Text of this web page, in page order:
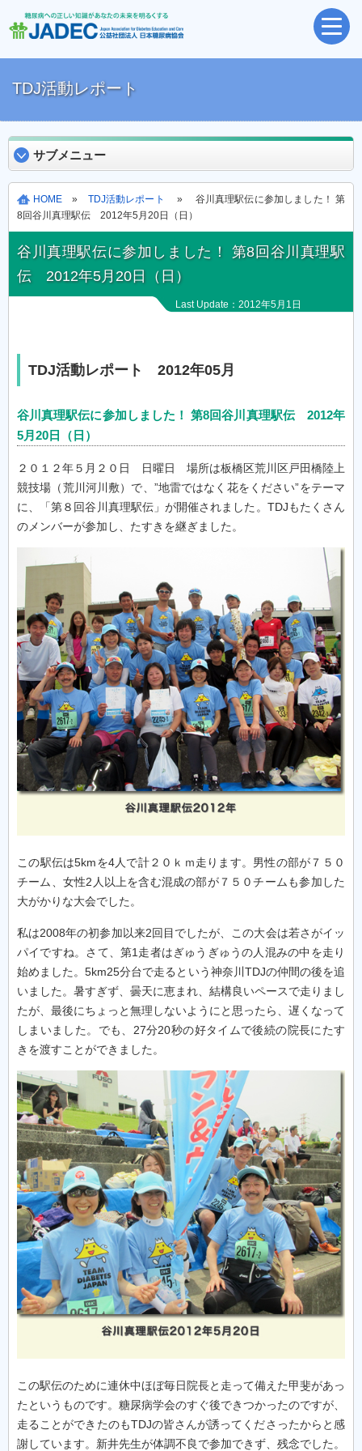
TDJ活動レポート
サブメニュー
HOME » TDJ活動レポート
» 谷川真理駅伝に参加しました！ 第
8回谷川真理駅伝 2012年5月20日（日）
谷川真理駅伝に参加しました！ 第8回谷川真理駅
伝 2012年5月20日（日）
Last Update：2012年5月1日
TDJ活動レポート 2012年05月
谷川真理駅伝に参加しました！ 第8回谷川真理駅伝 2012年
5月20日（日）
２０１２年５月２０日 日曜日 場所は板橋区荒川区戸田橋陸上
競技場（荒川河川敷）で、”地雷ではなく花をください”をテーマ
に、「第８回谷川真理駅伝」が開催されました。TDJもたくさん
のメンバーが参加し、たすきを継ぎました。
この駅伝は5kmを4人で計２０ｋｍ走ります。男性の部が７５０
チーム、女性2人以上を含む混成の部が７５０チームも参加した
大がかりな大会でした。
私は2008年の初参加以来2回目でしたが、この大会は若さがイッ
パイですね。さて、第1走者はぎゅうぎゅうの人混みの中を走り
始めました。5km25分台で走るという神奈川TDJの仲間の後を追
いました。暑すぎず、曇天に恵まれ、結構良いペースで走りまし
たが、最後にちょっと無理しないようにと思ったら、遅くなって
しまいました。でも、27分20秒の好タイムで後続の院長にたす
きを渡すことができました。
この駅伝のために連休中ほぼ毎日院長と走って備えた甲斐があっ
たというものです。糖尿病学会のすぐ後できつかったのですが、
走ることができたのもTDJの皆さんが誘ってくださったからと感
謝しています。新井先生が体調不良で参加できず、残念でした。